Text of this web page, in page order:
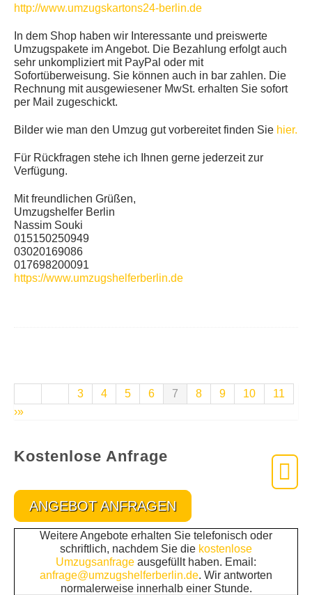
http://www.umzugskartons24-berlin.de
In dem Shop haben wir Interessante und preiswerte
Umzugspakete im Angebot. Die Bezahlung erfolgt auch
sehr unkompliziert mit PayPal oder mit
Sofortüberweisung. Sie können auch in bar zahlen. Die
Rechnung mit ausgewiesener MwSt. erhalten Sie sofort
per Mail zugeschickt.
Bilder wie man den Umzug gut vorbereitet finden Sie hier.
Für Rückfragen stehe ich Ihnen gerne jederzeit zur
Verfügung.
Mit freundlichen Grüßen,
Umzugshelfer Berlin
Nassim Souki
015150250949
03020169086
017698200091
https://www.umzugshelferberlin.de
3 4 5 6 7 8 9 10
11
›»
Kostenlose Anfrage
ANGEBOT ANFRAGEN
Weitere Angebote erhalten Sie telefonisch oder
schriftlich, nachdem Sie die kostenlose
Umzugsanfrage ausgefüllt haben. Email:
anfrage@umzugshelferberlin.de. Wir antworten
normalerweise innerhalb einer Stunde.